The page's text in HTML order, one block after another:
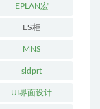
EPLAN宏
ES柜
MNS
sldprt
UI界面设计